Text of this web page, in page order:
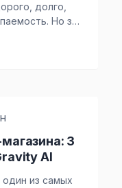
долго,
Но за
первые
3
AI
из самых